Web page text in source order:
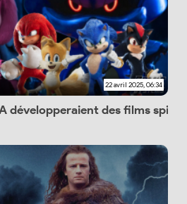
22 avril 2025, 06:34
développeraient des films spin-